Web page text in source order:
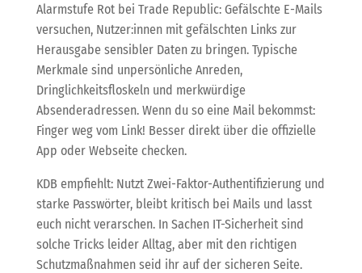
Alarmstufe Rot bei Trade Republic: Gefälschte E-Mails
versuchen, Nutzer:innen mit gefälschten Links zur
Herausgabe sensibler Daten zu bringen. Typische
Merkmale sind unpersönliche Anreden,
Dringlichkeitsfloskeln und merkwürdige
Absenderadressen. Wenn du so eine Mail bekommst:
Finger weg vom Link! Besser direkt über die offizielle
App oder Webseite checken.
KDB empfiehlt: Nutzt Zwei-Faktor-Authentifizierung und
starke Passwörter, bleibt kritisch bei Mails und lasst
euch nicht verarschen. In Sachen IT-Sicherheit sind
solche Tricks leider Alltag, aber mit den richtigen
Schutzmaßnahmen seid ihr auf der sicheren Seite.